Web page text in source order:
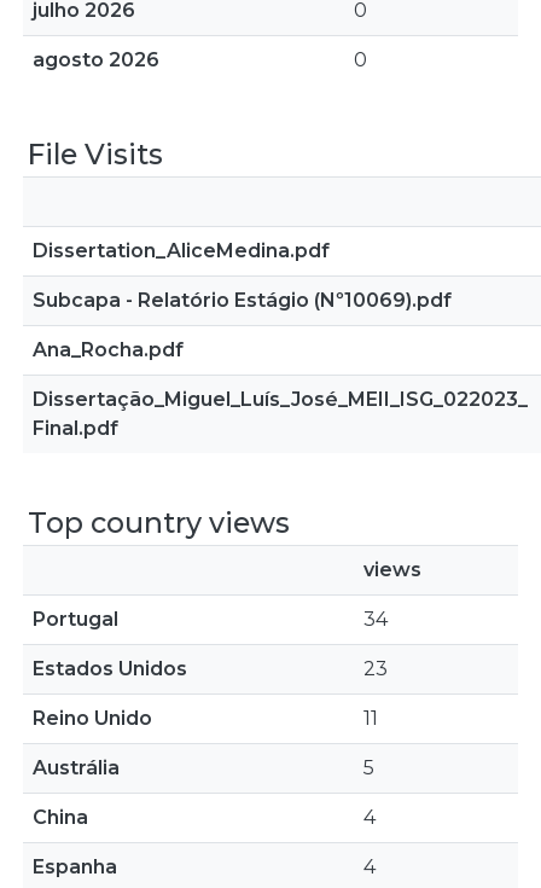
julho 2026 0
agosto 2026 0
File Visits
Dissertation_AliceMedina.pdf
Subcapa - Relatório Estágio (Nº10069).pdf
Ana_Rocha.pdf
Dissertação_Miguel_Luís_José_MEII_ISG_022023_
Final.pdf
Top country views
views
Portugal 34
Estados Unidos 23
Reino Unido 11
Austrália 5
China 4
Espanha 4